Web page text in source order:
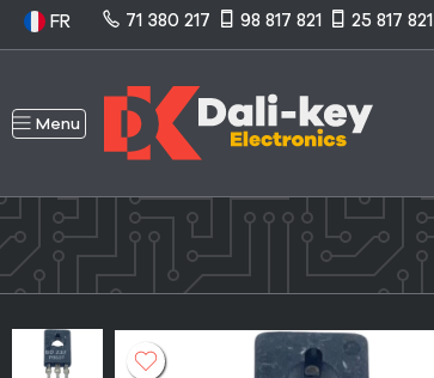
FR 71 380 217 98 817 821 25 817 821
Menu